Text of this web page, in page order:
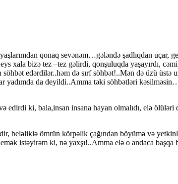
qonaq sevənəm…gələndə şadlıqdan uçar,
xala bizə tez –tez gəlirdi, qonşuluqda yaşayırdı,
edərdilər..həm də sırf söhbət!..Mən də üzü üstə
yadımda da deyildi..Amma təki söhbətləri
ki, bala,insan insana hayan olmalıdı, elə ölüləri
beləliklə ömrün körpəlik çağından böyümə və
istəyirəm ki, nə yaxşı!..Amma elə o andaca başqa